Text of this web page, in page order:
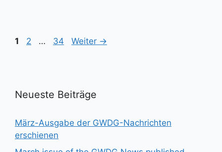
Seite
1 Seite
2 … Seite
34 Weiter →
Neueste Beiträge
März-Ausgabe der GWDG-Nachrichten
erschienen